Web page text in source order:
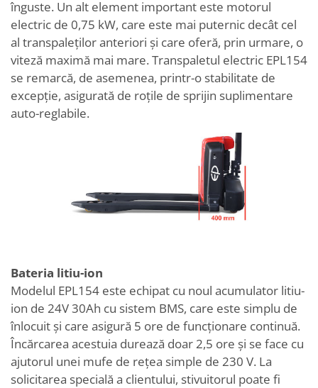
înguste. Un alt element important este motorul
electric de 0,75 kW, care este mai puternic decât cel
al transpaleților anteriori și care oferă, prin urmare, o
viteză maximă mai mare. Transpaletul electric EPL154
se remarcă, de asemenea, printr-o stabilitate de
excepție, asigurată de roțile de sprijin suplimentare
auto-reglabile.
Bateria litiu-ion
Modelul EPL154 este echipat cu noul acumulator litiu-
ion de 24V 30Ah cu sistem BMS, care este simplu de
înlocuit și care asigură 5 ore de funcționare continuă.
Încărcarea acestuia durează doar 2,5 ore și se face cu
ajutorul unei mufe de rețea simple de 230 V. La
solicitarea specială a clientului, stivuitorul poate fi